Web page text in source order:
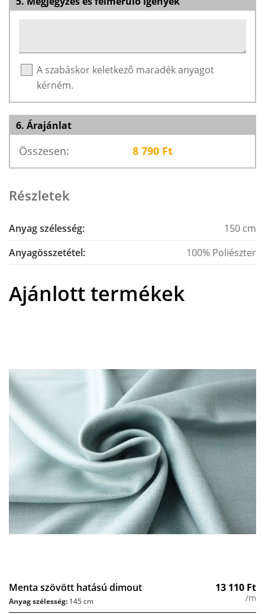
A szabáskor keletkező maradék anyagot
kérném.
6. Árajánlat
Összesen: 8 790 Ft
Részletek
Anyag szélesség:
150 cm
Anyagösszetétel:
100% Poliészter
Ajánlott termékek
Menta szövött hatású dimout 13 110 Ft
/m
Anyag szélesség: 145 cm